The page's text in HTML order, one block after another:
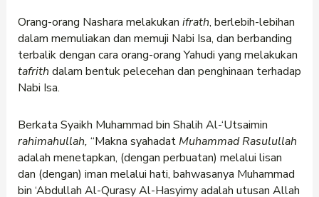
Orang-orang Nashara melakukan ifrath, berlebih-lebihan
dalam memuliakan dan memuji Nabi Isa, dan berbanding
terbalik dengan cara orang-orang Yahudi yang melakukan
tafrith dalam bentuk pelecehan dan penghinaan terhadap
Nabi Isa.
Berkata Syaikh Muhammad bin Shalih Al-‘Utsaimin
rahimahullah, “Makna syahadatMuhammad Rasulullah
adalah menetapkan, (dengan perbuatan) melalui lisan
dan (dengan) iman melalui hati, bahwasanya Muhammad
bin ‘Abdullah Al-Qurasy Al-Hasyimy adalah utusan Allah